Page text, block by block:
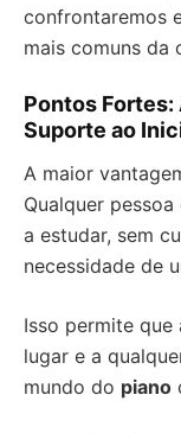
confrontaremos
mais comuns da
Pontos
Suporte ao
A maior
Qualquer
a estudar, sem
necessidade de
Isso permite que
lugar e a
mundo do piano